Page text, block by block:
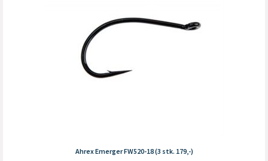
Ahrex Emerger FW520-18 (3 stk. 179,-)